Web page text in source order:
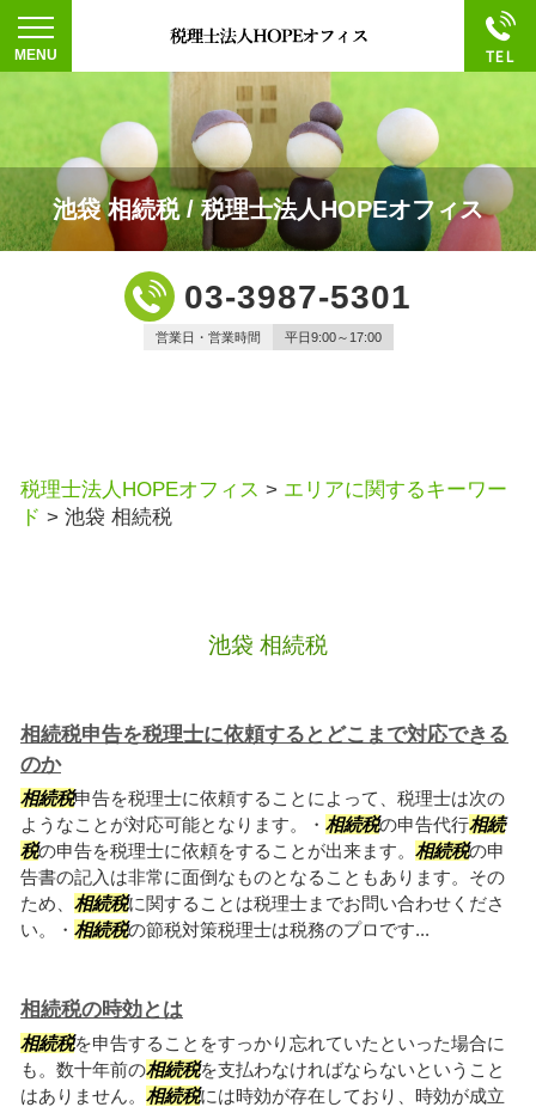
池袋 相続税 / 税理士法人HOPEオフィス
03-3987-5301
営業日・営業時間 平日9:00～17:00
税理士法人HOPEオフィス > エリアに関するキーワー
ド > 池袋 相続税
池袋 相続税
相続税申告を税理士に依頼するとどこまで対応できる
のか
相続税申告を税理士に依頼することによって、税理士は次の
ようなことが対応可能となります。・ 相続税の申告代行相続
税の申告を税理士に依頼をすることが出来ます。 相続税の申
告書の記入は非常に面倒なものとなることもあります。その
ため、 相続税に関することは税理士までお問い合わせくださ
い。・ 相続税の節税対策税理士は税務のプロです...
相続税の時効とは
相続税を申告することをすっかり忘れていたといった場合に
も。数十年前の相続税を支払わなければならないということ
はありません。 相続税には時効が存在しており、時効が成立